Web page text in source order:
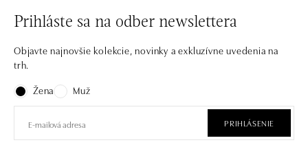
Prihláste sa na odber newslettera
Objavte najnovšie kolekcie, novinky a exkluzívne uvedenia na
trh.
Žena
Muž
PRIHLÁSENIE